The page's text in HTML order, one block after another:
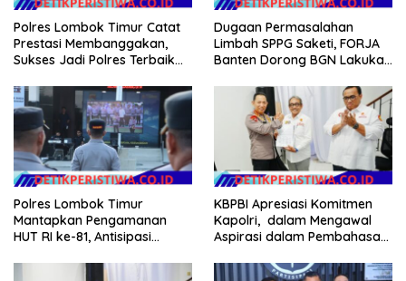
Polres Lombok Timur Catat
Prestasi Membanggakan,
Sukses Jadi Polres Terbaik
NTB
Dugaan Permasalahan
Limbah SPPG Saketi, FORJA
Banten Dorong BGN Lakukan
Polres Lombok Timur
Mantapkan Pengamanan
HUT RI ke-81, Antisipasi
Agenda Kapolri
KBPBI Apresiasi Komitmen
Kapolri, dalam Mengawal
Aspirasi dalam Pembahasan